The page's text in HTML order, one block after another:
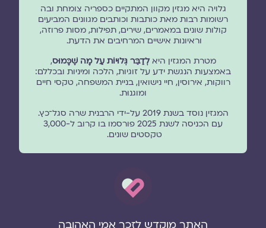
גלויה היא מגזין מקוון המתקיים כספריה צומחת ובה
רשומות רבות מאת כותבות וכותבים מגוונים המביעים
קולות שונים במאמרים, שירים, תפילות, מסות פרוזה,
וראיונות אישיים המרחיבים את הדעת.
מטרת המגזין היאלְדַבֵּר גְּלוּיוֹת עַל מָה שֶׁכָּמוּס,
באמצעות הנגשת ידע על זוגיות, הלכה ומיניות ובכללם:
רווקות, אירוסין, חיי נישואין, בניית המשפחה, טקסי חיים
ומוגנוּת.
המגזין נוסד בשנת 2019 על-ידי הרבנית שרה סגל־כץ.
עם הכניסה לשנת 2025 פורסמו בו קרוב ל-3,000
טקסטים שונים.
האתר מוקדש לזכר אמי האהובה